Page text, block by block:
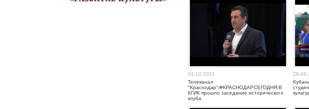
01.10.2021
Телеканал
"Краснодар"/#КРАСНОДАРСЕГОДНЯ:В
КГИК прошло заседание исторического
клуба